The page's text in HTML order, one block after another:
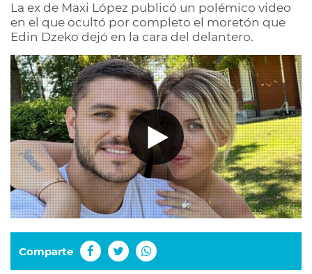
La ex de Maxi López publicó un polémico video
en el que ocultó por completo el moretón que
Edin Dzeko dejó en la cara del delantero.
Comparte